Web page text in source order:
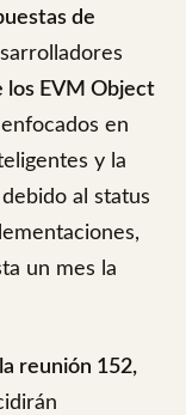
de
los EVM Object
en
y la
debido al status
un mes la
reunión 152,